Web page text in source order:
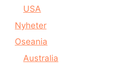
USA
Nyheter
Oseania
Australia